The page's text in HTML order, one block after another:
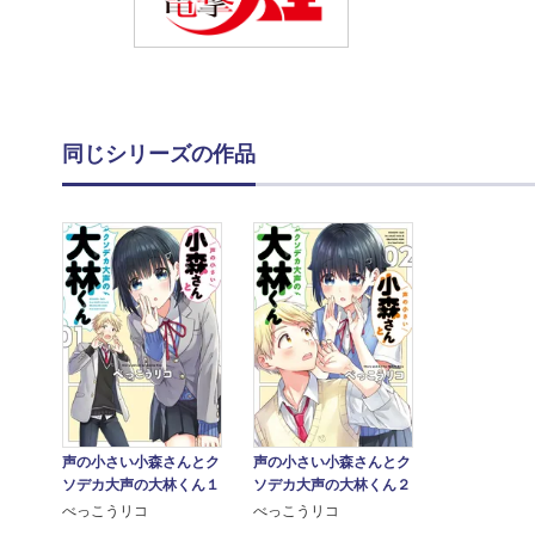
同じシリーズの作品
声の小さい小森さんとク
ソデカ大声の大林くん１
べっこうリコ
声の小さい小森さんとク
ソデカ大声の大林くん２
べっこうリコ